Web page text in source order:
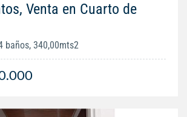
Venta en Cuarto de
baños, 340,00mts2